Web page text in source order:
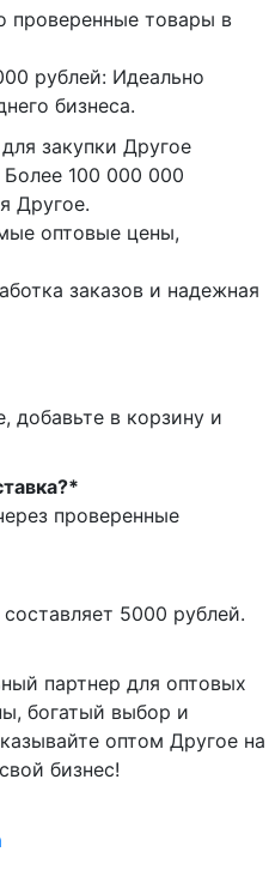
проверенные товары в
рублей: Идеально
бизнеса.
закупки Другое
Более 100 000 000
Другое.
оптовые цены,
заказов и надежная
добавьте в корзину и
проверенные
5000 рублей.
партнер для оптовых
богатый выбор и
оптом Другое на
бизнес!